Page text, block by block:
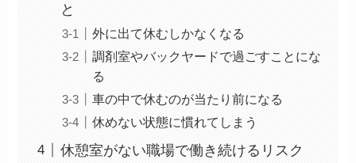
と
外に出て休むしかなくなる
調剤室やバックヤードで過ごすことにな
る
車の中で休むのが当たり前になる
休めない状態に慣れてしまう
休憩室がない職場で働き続けるリスク